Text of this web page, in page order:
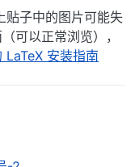
贴子中的图片可能失
可以正常浏览），
LaTeX 安装指南